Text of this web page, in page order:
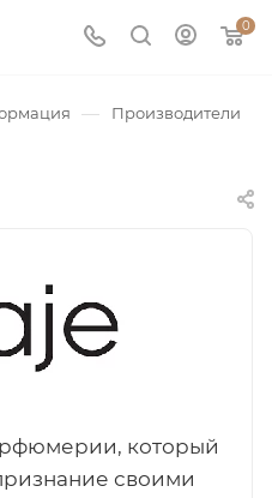
0
— Производители
который
своими